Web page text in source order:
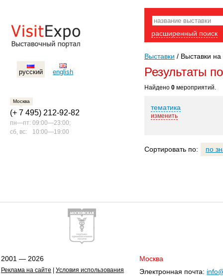
русский english
Москва
(+ 7 495) 212-92-82
пн—пт: 09:00—23:00;
сб, вс:
10:00—19:00
расширенный поиск
Выставки / Выставки на
Результаты
Найдено 0 мероприятий.
тематика
изменить
Сортировать по: по
2001 — 2026
Реклама на сайте Условия использования
Москва
Электронная почта: